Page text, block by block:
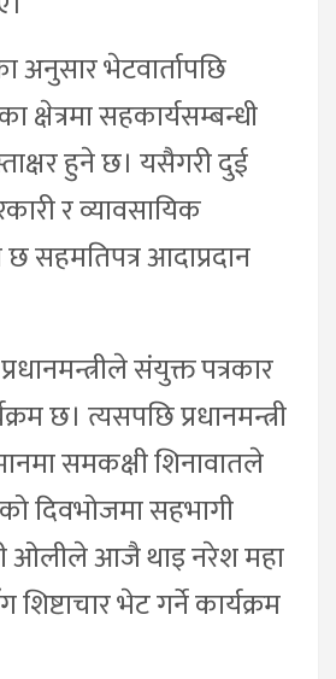
अनुसार भेटवार्तापछि
क्षेत्रमा सहकार्यसम्बन्धी
हुने छ। यसैगरी दुई
र व्यावसायिक
छ सहमतिपत्र आदाप्रदान
संयुक्त पत्रकार
छ। त्यसपछि प्रधानमन्त्री
समकक्षी शिनावातले
दिवभोजमा सहभागी
ओलीले आजै थाइ नरेश महा
भेट गर्ने कार्यक्रम